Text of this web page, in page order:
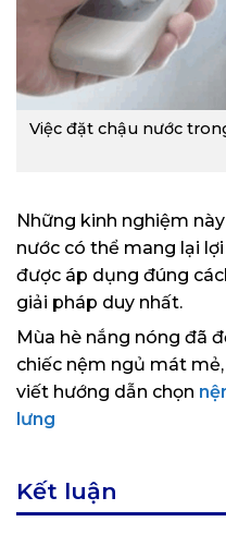
Việc đặt chậu nước
Những kinh nghiệm
nước có thể mang lại
được áp dụng đúng
giải pháp duy nhất.
Mùa hè nắng nóng đã
chiếc nệm ngủ mát
viết hướng dẫn chọn
lưng
Kết luận